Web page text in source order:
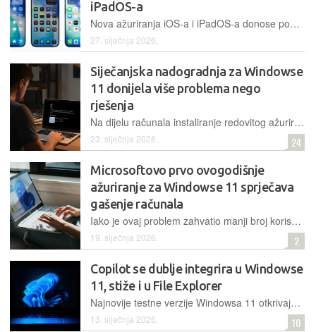
iPadOS-a
Nova ažuriranja iOS-a i iPadOS-a donose podršku za AirTag druge generacije, Appleov pametni tracker koji je predstavljen ovog ponedjeljka
27. siječnja 2026.
Siječanjska nadogradnja za Windowse
11 donijela više problema nego
rješenja
Na dijelu računala instaliranje redovitog ažuriranja posljednjih dana uzrokuje crni ekran i povremene padove sustava, često povezane s Nvidia ili AMD grafičkim karticama, kao i probleme s aplikacijama
23. siječnja 2026. 24
Microsoftovo prvo ovogodišnje
ažuriranje za Windowse 11 sprječava
gašenje računala
Iako je ovaj problem zahvatio manji broj korisnika, Microsoft je ponovno bio prisiljen reagirati hitnom zakrpom
19. siječnja 2026. 2
Copilot se dublje integrira u Windowse
11, stiže i u File Explorer
Najnovije testne verzije Windowsa 11 otkrivaju skriveni gumb koji bi mogao uvesti Copilot bočnu traku izravno u File Explorer za rad s datotekama
13. siječnja 2026. 10